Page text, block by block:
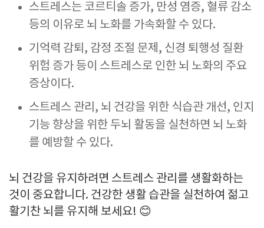
스트레스는 코르티솔 증가, 만성 염증, 혈류 감소
등의 이유로 뇌 노화를 가속화할 수 있다.
기억력 감퇴, 감정 조절 문제, 신경 퇴행성 질환
위험 증가 등이 스트레스로 인한 뇌 노화의 주요
증상이다.
스트레스 관리, 뇌 건강을 위한 식습관 개선, 인지
기능 향상을 위한 두뇌 활동을 실천하면 뇌 노화
를 예방할 수 있다.
뇌 건강을 유지하려면 스트레스 관리를 생활화하는
것이 중요합니다. 건강한 생활 습관을 실천하여 젊고
활기찬 뇌를 유지해 보세요! 😊